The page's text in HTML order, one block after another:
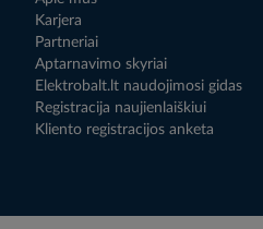
Karjera
Partneriai
Aptarnavimo skyriai
Elektrobalt.lt naudojimosi gidas
Registracija naujienlaiškiui
Kliento registracijos anketa